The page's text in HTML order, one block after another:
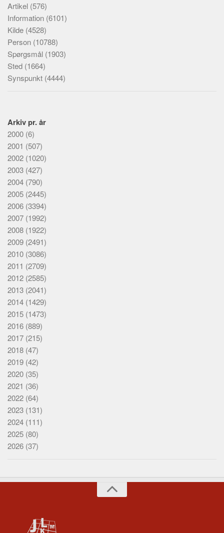
Artikel (576)
Information (6101)
Kilde (4528)
Person (10788)
Spørgsmål (1903)
Sted (1664)
Synspunkt (4444)
Arkiv pr. år
2000 (6)
2001 (507)
2002 (1020)
2003 (427)
2004 (790)
2005 (2445)
2006 (3394)
2007 (1992)
2008 (1922)
2009 (2491)
2010 (3086)
2011 (2709)
2012 (2585)
2013 (2041)
2014 (1429)
2015 (1473)
2016 (889)
2017 (215)
2018 (47)
2019 (42)
2020 (35)
2021 (36)
2022 (64)
2023 (131)
2024 (111)
2025 (80)
2026 (37)